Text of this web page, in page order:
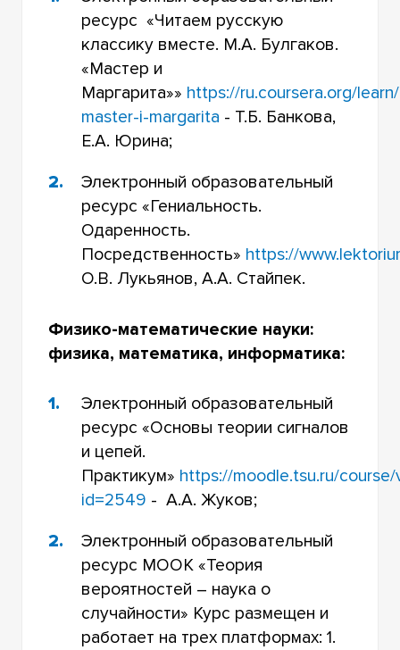
ресурс «Читаем русскую
классику вместе. М.А. Булгаков.
«Мастер и
Маргарита»» https://ru.coursera.org/
master-i-margarita - Т.Б. Банкова,
Е.А. Юрина;
Электронный образовательный
ресурс «Гениальность.
Одаренность.
Посредственность» https://
О.В. Лукьянов, А.А. Стайпек.
Физико-математические науки:
физика, математика, информатика:
Электронный образовательный
ресурс «Основы теории сигналов
и цепей.
Практикум» https://moodle.tsu.ru/course/
id=2549 - А.А. Жуков;
Электронный образовательный
ресурс МООК «Теория
вероятностей – наука о
случайности» Курс размещен и
работает на трех платформах: 1.